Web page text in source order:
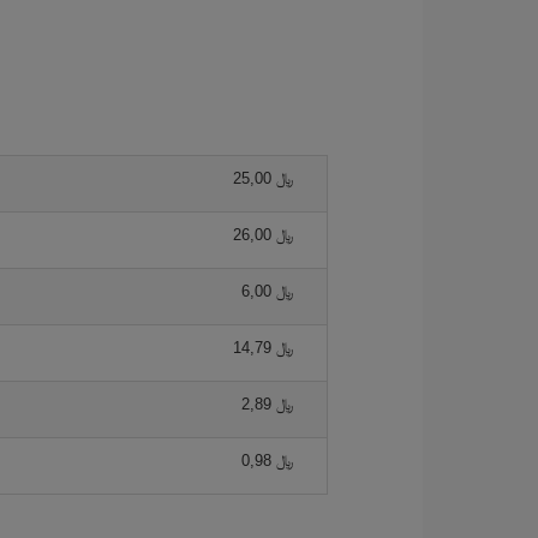
25,00 ﷼
26,00 ﷼
6,00 ﷼
14,79 ﷼
2,89 ﷼
0,98 ﷼